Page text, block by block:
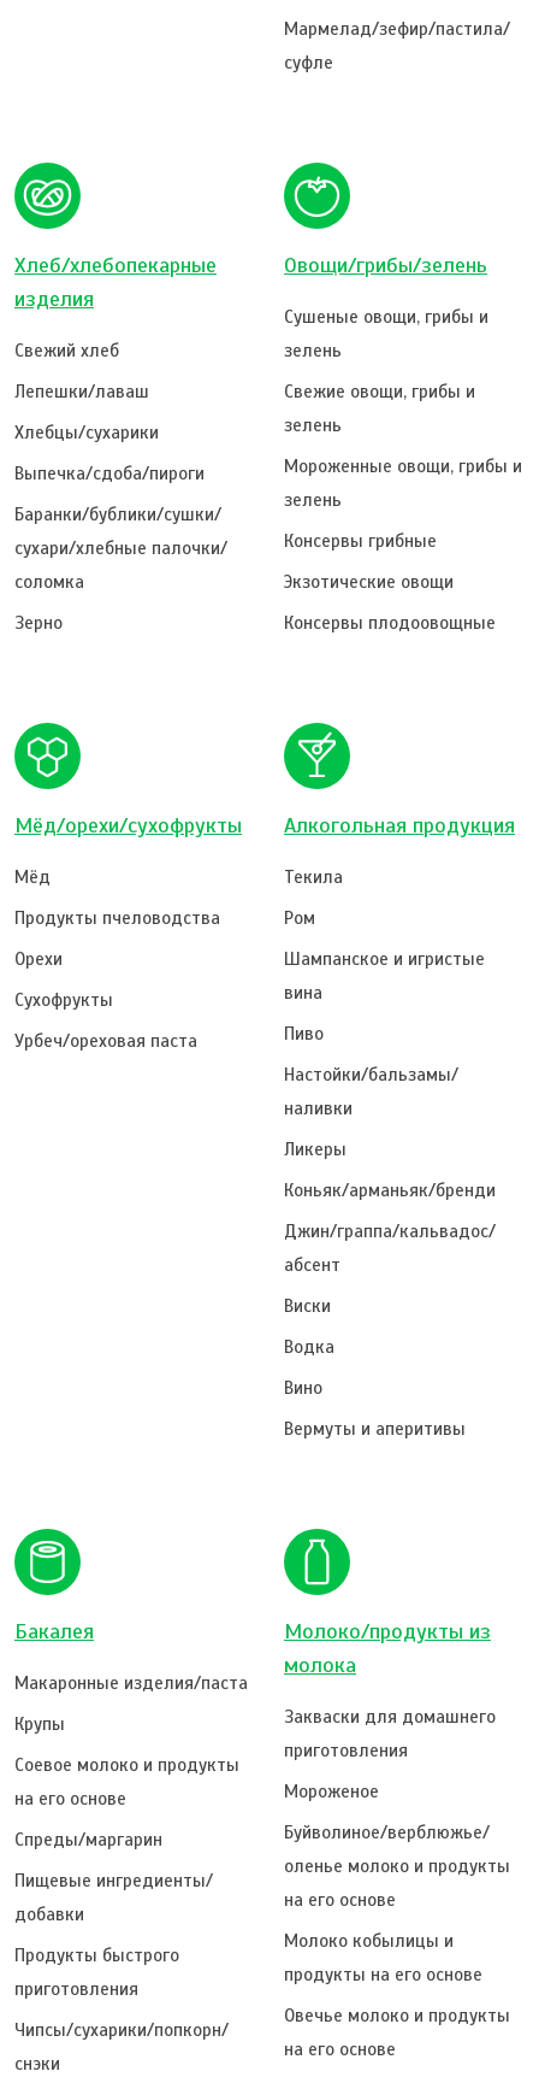
Мармелад/зефир/пастила/
суфле
Хлеб/хлебопекарные
изделия
Свежий хлеб
Лепешки/лаваш
Хлебцы/сухарики
Выпечка/сдоба/пироги
Баранки/бублики/сушки/
сухари/хлебные палочки/
соломка
Зерно
Овощи/грибы/зелень
Сушеные овощи, грибы и
зелень
Свежие овощи, грибы и
зелень
Мороженные овощи, грибы и
зелень
Консервы грибные
Экзотические овощи
Консервы плодоовощные
Мёд/орехи/сухофрукты
Мёд
Продукты пчеловодства
Орехи
Сухофрукты
Урбеч/ореховая паста
Алкогольная продукция
Текила
Ром
Шампанское и игристые
вина
Пиво
Настойки/бальзамы/
наливки
Ликеры
Коньяк/арманьяк/бренди
Джин/граппа/кальвадос/
абсент
Виски
Водка
Вино
Вермуты и аперитивы
Бакалея
Макаронные изделия/паста
Крупы
Соевое молоко и продукты
на его основе
Спреды/маргарин
Пищевые ингредиенты/
добавки
Продукты быстрого
приготовления
Чипсы/сухарики/попкорн/
снэки
Молоко/продукты из
молока
Закваски для домашнего
приготовления
Мороженое
Буйволиное/верблюжье/
оленье молоко и продукты
на его основе
Молоко кобылицы и
продукты на его основе
Овечье молоко и продукты
на его основе